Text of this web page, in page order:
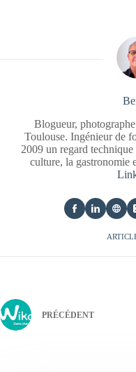
Blogueur,
Toulouse. Ingénieur de
2009 un regard
culture, la gastronomie
PRÉCÉDENT